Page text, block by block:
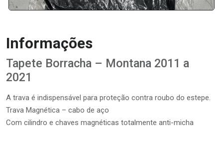
Informações
Tapete Borracha – Montana 2011 a
2021
A trava é indispensável para proteção contra roubo do estepe.
Trava Magnética – cabo de aço
Com cilindro e chaves magnéticas totalmente anti-micha